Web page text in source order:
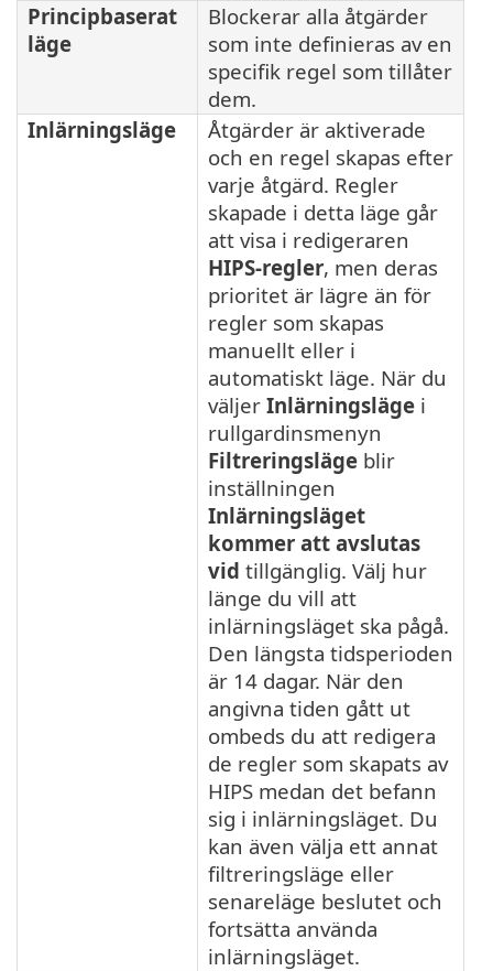
Principbaserat
läge
Blockerar alla åtgärder
som inte definieras av en
specifik regel som tillåter
dem.
Inlärningsläge
Åtgärder är aktiverade
och en regel skapas efter
varje åtgärd. Regler
skapade i detta läge går
att visa i redigeraren
HIPS-regler, men deras
prioritet är lägre än för
regler som skapas
manuellt eller i
automatiskt läge. När du
väljer Inlärningsläge i
rullgardinsmenyn
Filtreringsläge blir
inställningen
Inlärningsläget
kommer att avslutas
vid tillgänglig. Välj hur
länge du vill att
inlärningsläget ska pågå.
Den längsta tidsperioden
är 14 dagar. När den
angivna tiden gått ut
ombeds du att redigera
de regler som skapats av
HIPS medan det befann
sig i inlärningsläget. Du
kan även välja ett annat
filtreringsläge eller
senareläge beslutet och
fortsätta använda
inlärningsläget.